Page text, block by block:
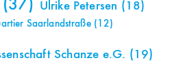
(37) Ulrike Petersen (18)
Saarlandstraße(12)
Schanze e.G. (19)